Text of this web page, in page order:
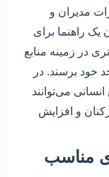
مدیران و
یک راهنما برای
در زمینه منابع
خود برسند. در
می‌توانند
و افزایش
مناسب